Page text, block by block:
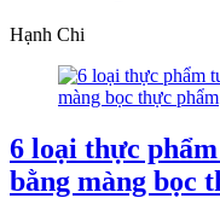
Hạnh Chi
6 loại thực
bằng màng bọc